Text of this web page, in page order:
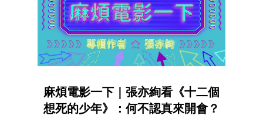
麻煩電影一下｜張亦絢看《十二個
想死的少年》：何不認真來開會？